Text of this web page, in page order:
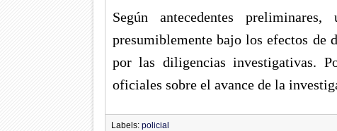
Según antecedentes
presumiblemente bajo los efectos de
por las diligencias investigativas.
oficiales sobre el avance de la
Labels: policial